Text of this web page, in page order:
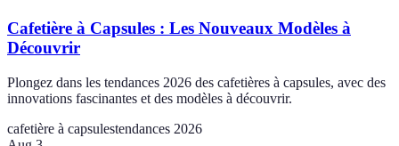
Cafetière à Capsules : Les Nouveaux Modèles à
Découvrir
Plongez dans les tendances 2026 des cafetières à capsules, avec des
innovations fascinantes et des modèles à découvrir.
cafetière à capsulestendances 2026